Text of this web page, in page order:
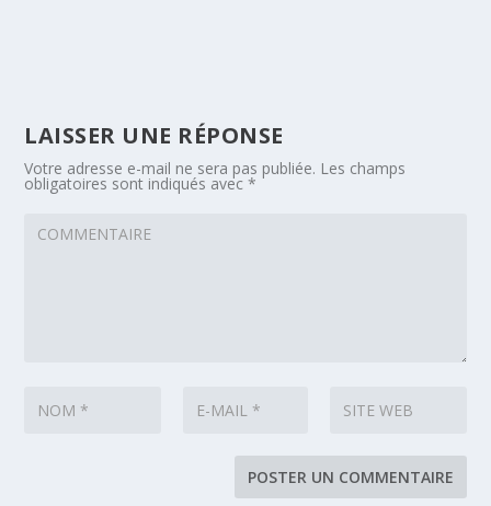
LAISSER UNE RÉPONSE
Votre adresse e-mail ne sera pas publiée. Les champs
obligatoires sont indiqués avec*